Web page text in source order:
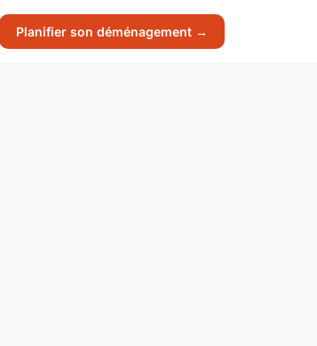
Planifier son déménagement →